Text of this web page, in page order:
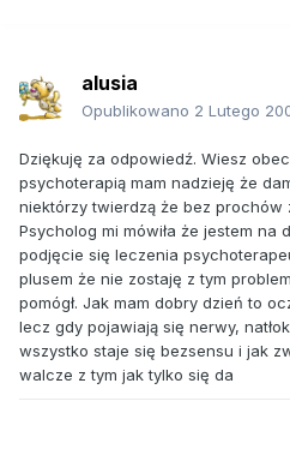
alusia
Opublikowano 2 Lutego
Dziękuję za odpowiedź. Wiesz
psychoterapią mam nadzieję że
niektórzy twierdzą że bez prochów
Psycholog mi mówiła że jestem na
podjęcie się leczenia
plusem że nie zostaję z tym
pomógł. Jak mam dobry dzień to
lecz gdy pojawiają się nerwy,
wszystko staje się bezsensu i jak
walcze z tym jak tylko się da